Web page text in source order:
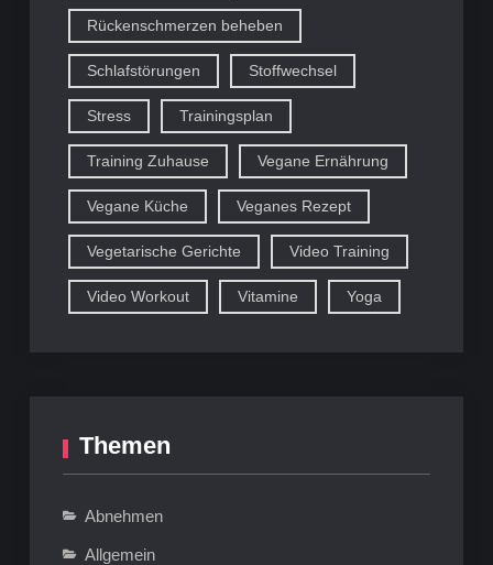
Rückenschmerzen beheben
Schlafstörungen Stoffwechsel
Stress Trainingsplan
Training Zuhause Vegane Ernährung
Vegane Küche Veganes Rezept
Vegetarische Gerichte Video Training
Video Workout Vitamine Yoga
Themen
Abnehmen
Allgemein